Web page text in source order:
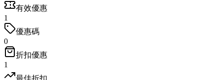
有效優惠
1
優惠碼
0
折扣優惠
1